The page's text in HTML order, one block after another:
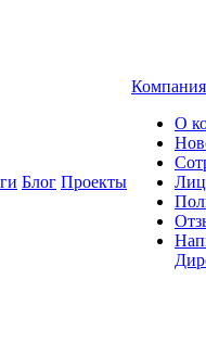
Блог Проекты
Компания
О